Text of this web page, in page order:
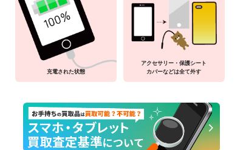
充電された状態
アクセサリー・保護シート
カバーなどは全て外す